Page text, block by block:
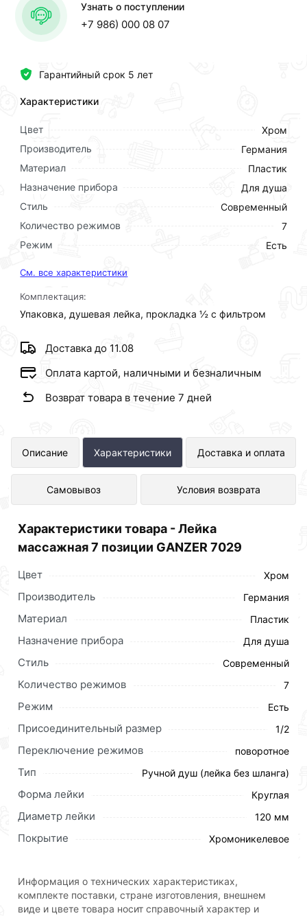
Гарантийный срок 5 лет
Характеристики
Цвет
Хром
Производитель
Германия
Материал
Пластик
Назначение прибора
Для душа
Стиль
Современный
Количество режимов
7
Режим
Есть
См. все характеристики
Комплектация:
Упаковка, душевая лейка, прокладка ½ с фильтром
Доставка до 11.08
Оплата картой, наличными и безналичным
Возврат товара в течение 7 дней
Узнать о поступлении
+7 986) 000 08 07
Описание Характеристики Доставка и оплата
Самовывоз Условия возврата
Лейка массажная 7 позиции GANZER
7029 представлен в интернет-
магазине Сантехника по отличной
Характеристики товара - Лейка
массажная 7 позиции GANZER 7029
Цвет Хром
Производитель Германия
Материал Пластик
Назначение прибора Для душа
Стиль Современный
Количество режимов 7
Режим Есть
Присоединительный размер 1/2
Переключение режимов поворотное
Тип Ручной душ (лейка без шланга)
Форма лейки Круглая
Диаметр лейки 120 мм
Покрытие Хромоникелевое
Информация о технических характеристиках,
комплекте поставки, стране изготовления, внешнем
виде и цвете товара носит справочный характер и